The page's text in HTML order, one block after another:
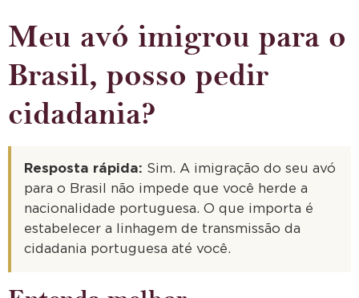
Meu avó imigrou para o
Brasil, posso pedir
cidadania?
Resposta rápida: Sim. A imigração do seu avó
para o Brasil não impede que você herde a
nacionalidade portuguesa. O que importa é
estabelecer a linhagem de transmissão da
cidadania portuguesa até você.